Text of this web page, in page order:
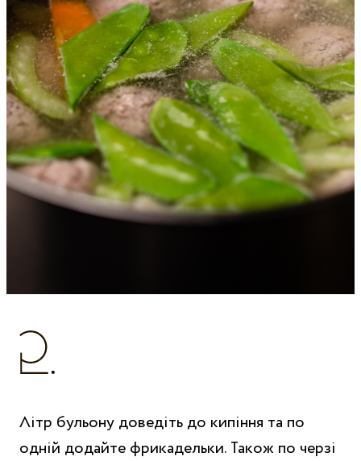
Літр бульону доведіть до кипіння та по
одній додайте фрикадельки. Також по черзі